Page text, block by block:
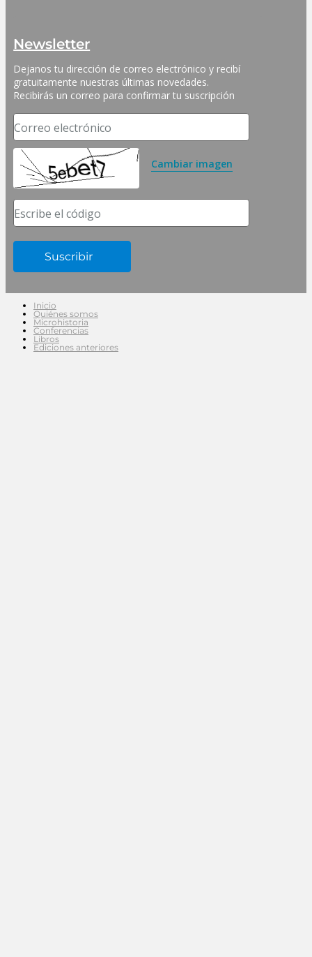
Newsletter
Dejanos tu dirección de correo electrónico y recibí
gratuitamente nuestras últimas novedades.
Recibirás un correo para confirmar tu suscripción
Correo electrónico
Cambiar imagen
Escribe el código
Inicio
Quiénes somos
Microhistoria
Conferencias
Libros
Ediciones anteriores